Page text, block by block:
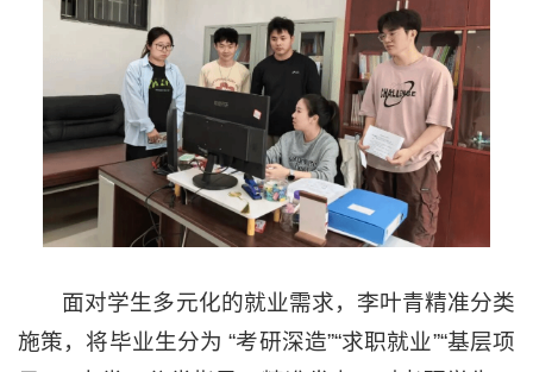
面对学生多元化的就业需求，李叶青精准分类
施策，将毕业生分为 “考研深造”“求职就业”“基层项